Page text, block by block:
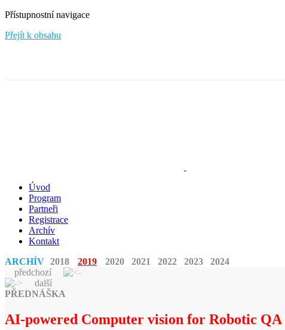
Přístupnostní navigace
Přejít k obsahu
Úvod
Program
Partneři
Registrace
Archív
Kontakt
ARCHÍV 2018 2019 2020 2021 2022 2023
2024
předchozí
další
PŘEDNÁŠKA
AI-powered Computer vision for Robotic QA